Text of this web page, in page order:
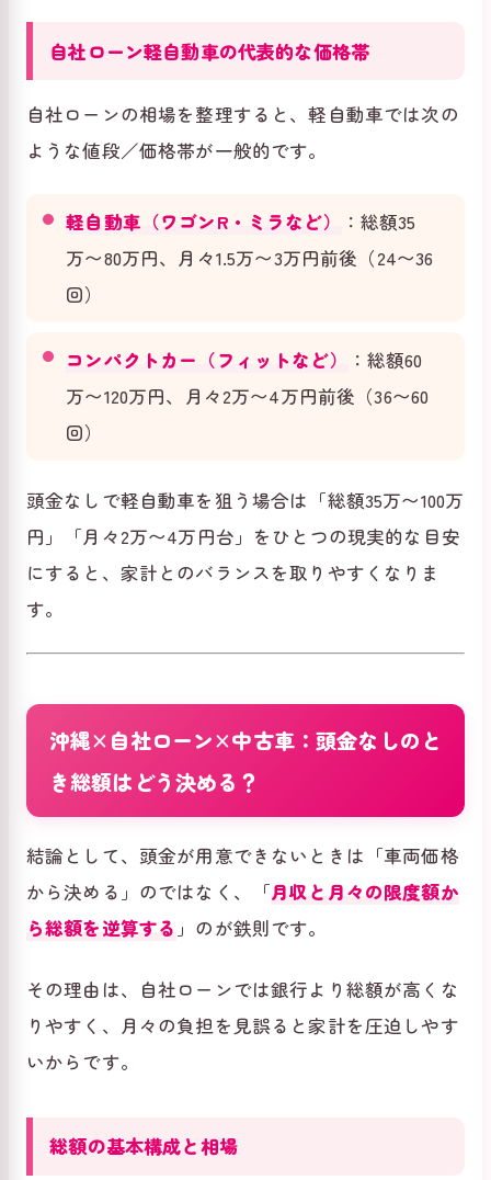
自社ローン軽自動車の代表的な価格帯
自社ローンの相場を整理すると、軽自動車では次の
ような値段／価格帯が一般的です。
軽自動車（ワゴンR・ミラなど）
：総額35
万〜80万円、月々1.5万〜3万円前後（24〜36
回）
コンパクトカー（フィットなど）
：総額60
万〜120万円、月々2万〜4万円前後（36〜60
回）
頭金なしで軽自動車を狙う場合は「総額35万〜100万
円」「月々2万〜4万円台」をひとつの現実的な目安
にすると、家計とのバランスを取りやすくなりま
す。
沖縄×自社ローン×中古車：頭金なしのと
き総額はどう決める？
結論として、頭金が用意できないときは「車両価格
から決める」のではなく、「月収と月々の限度額か
ら総額を逆算する 」のが鉄則です。
その理由は、自社ローンでは銀行より総額が高くな
りやすく、月々の負担を見誤ると家計を圧迫しやす
いからです。
総額の基本構成と相場